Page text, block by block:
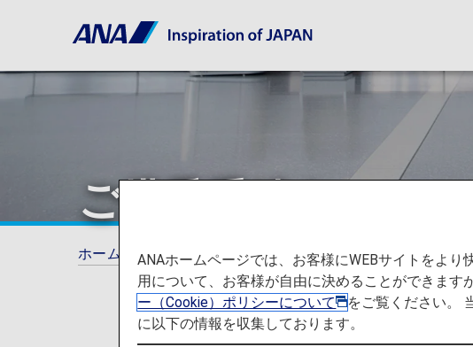
ご搭乗手続き
ホーム ご旅行の準備 ご搭乗手続き
ANAホームページでは、お客様にWEBサイトをよ
用について、お客様が自由に決めることができま
ー（Cookie）ポリシーについて
をご覧ください。
に以下の情報を収集しております。